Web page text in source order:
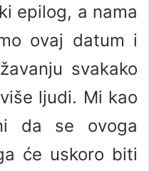
epilog, a nama
ovaj datum i
svakako
ljudi. Mi kao
da se ovoga
će uskoro biti